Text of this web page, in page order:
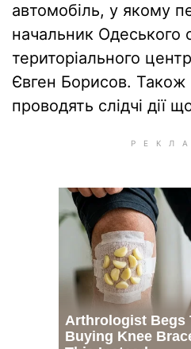
автомобіль, у якому
начальник Одеського
територіального
Євген Борисов. Також
проводять слідчі дії